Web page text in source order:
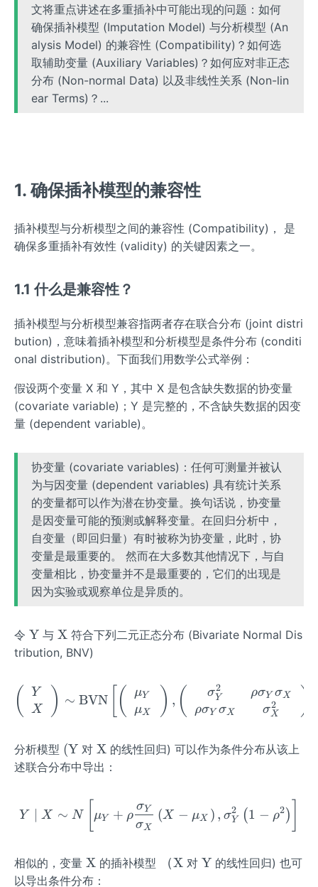
文将重点讲述在多重插补中可能出现的问题：如何
确保插补模型 (Imputation Model) 与分析模型 (An
alysis Model) 的兼容性 (Compatibility)？如何选
取辅助变量 (Auxiliary Variables)？如何应对非正态
分布 (Non-normal Data) 以及非线性关系 (Non-lin
ear Terms)？...
1. 确保插补模型的兼容性
插补模型与分析模型之间的兼容性 (Compatibility)， 是
确保多重插补有效性 (validity) 的关键因素之一。
1.1 什么是兼容性？
插补模型与分析模型兼容指两者存在联合分布 (joint distri
bution)，意味着插补模型和分析模型是条件分布 (conditi
onal distribution)。下面我们用数学公式举例：
假设两个变量 X 和 Y，其中 X 是包含缺失数据的协变量
(covariate variable)；Y 是完整的，不含缺失数据的因变
量 (dependent variable)。
协变量 (covariate variables)：任何可测量并被认
为与因变量 (dependent variables) 具有统计关系
的变量都可以作为潜在协变量。换句话说，协变量
是因变量可能的预测或解释变量。在回归分析中，
自变量（即回归量）有时被称为协变量，此时，协
变量是最重要的。 然而在大多数其他情况下，与自
变量相比，协变量并不是最重要的，它们的出现是
因为实验或观察单位是异质的。
令 \m
ath
{Y}
Y 与\m
ath
X 符合下列二元正态分布 (Bivariate Normal Dis
tribution, BNV)
\left(\begin{array}{l} Y
(
Y
X
) ∼ BVN ( μY
μX ) , ( σY
2
ρσY σX
ρσY σX
σX
2
分析模型 (\m
ath
(Y 对\m
ath
X 的线性回归) 可以作为条件分布从该上
述联合分布中导出：
Y \mid X \sim
Y X ∼ N μY + ρ
σX
σY (X − μX ) , σY
2 (1 − ρ2)
相似的，变量 \m
ath
X 的插补模型
（
（X 对 \m
Y 的线性回归) 也可
以导出条件分布：